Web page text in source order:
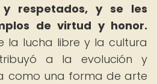
respetados, y se les
de virtud y honor.
la lucha libre y la cultura
a la evolución y
como una forma de arte